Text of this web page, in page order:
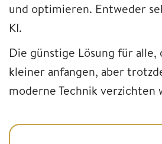
und optimieren. Entweder
KI.
Die günstige Lösung für alle,
kleiner anfangen, aber
moderne Technik verzichten